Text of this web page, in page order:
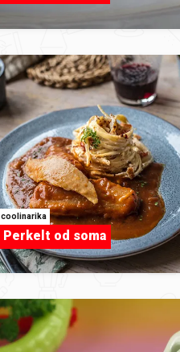
coolinarika
Perkelt od soma